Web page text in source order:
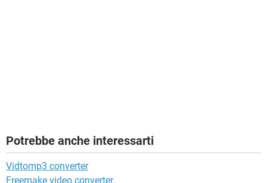
Potrebbe anche interessarti
Vidtomp3 converter
Freemake video converter